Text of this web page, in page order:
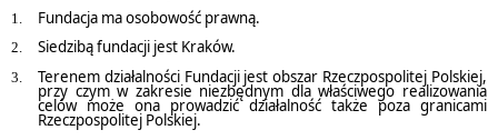
Fundacja ma osobowość prawną.
Siedzibą fundacji jest Kraków.
Terenem działalności Fundacji jest obszar Rzeczpospolitej Polskiej,
przy czym w zakresie niezbędnym dla właściwego realizowania
celów może ona prowadzić działalność także poza granicami
Rzeczpospolitej Polskiej.